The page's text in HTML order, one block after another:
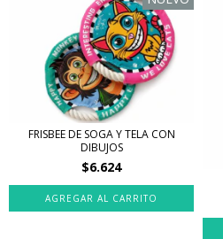
FRISBEE DE SOGA Y TELA CON
DIBUJOS
$6.624